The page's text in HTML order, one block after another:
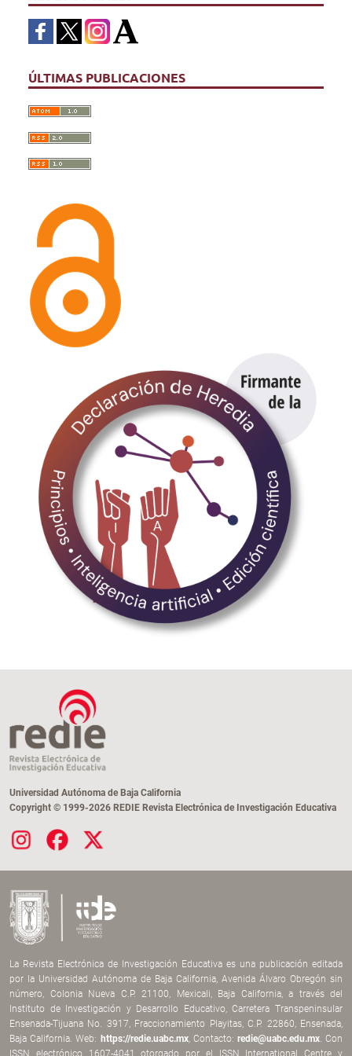
ÚLTIMAS PUBLICACIONES
Universidad Autónoma de Baja California
Copyright © 1999-2026 REDIE Revista Electrónica de Investigación Educativa
La Revista Electrónica de Investigación Educativa es una publicación editada
por la Universidad Autónoma de Baja California, Avenida Álvaro Obregón sin
número, Colonia Nueva C.P. 21100, Mexicali, Baja California, a través del
Instituto de Investigación y Desarrollo Educativo, Carretera Transpeninsular
Ensenada-Tijuana No. 3917, Fraccionamiento Playitas, C.P. 22860, Ensenada,
Baja California. Web: https://redie.uabc.mx, Contacto: redie@uabc.edu.mx. Con
ISSN electrónico 1607-4041 otorgado por el ISSN International Centre y